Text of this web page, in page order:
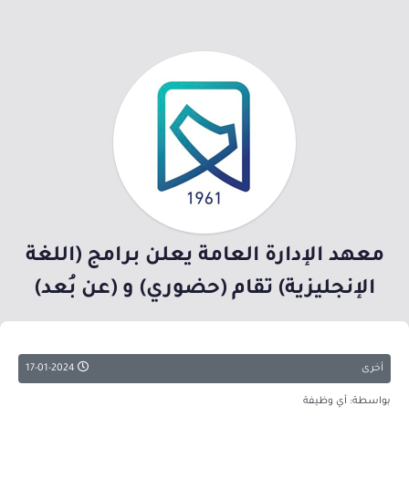
معهد الإدارة العامة يعلن برامج (اللغة
الإنجليزية) تقام (حضوري) و (عن بُعد)
أخرى
بواسطة: أي وظيفة